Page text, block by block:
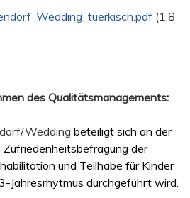
(1.8
des Qualitätsmanagements:
Wedding beteiligt sich an der
der
und Teilhabe für Kinder
Jahresrhytmus durchgeführt wird.